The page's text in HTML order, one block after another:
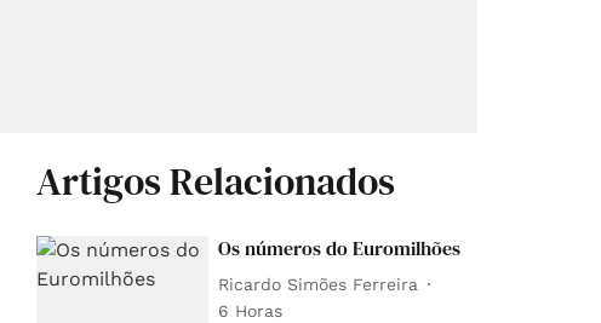
Artigos Relacionados
Os números do Euromilhões
Ricardo Simões Ferreira
6 Horas